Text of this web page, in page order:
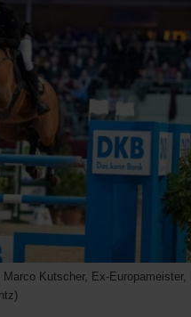
Kutscher, Ex-Europameister,